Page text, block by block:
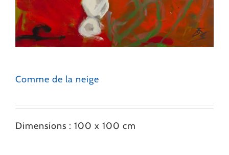
Comme de la neige
Dimensions : 100 x 100 cm